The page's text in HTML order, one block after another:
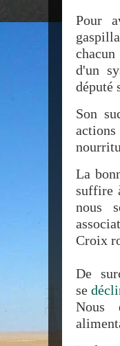
Pour
d'un
député
Son
La
suffire
nous
Croix
De
se
Nous